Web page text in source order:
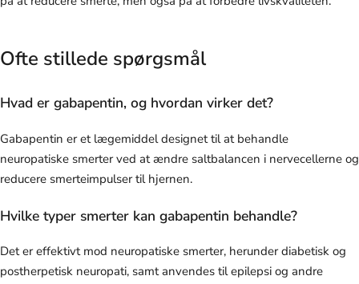
Ofte stillede spørgsmål
Hvad er gabapentin, og hvordan virker det?
Gabapentin er et lægemiddel designet til at behandle
neuropatiske smerter ved at ændre saltbalancen i nervecellerne og
reducere smerteimpulser til hjernen.
Hvilke typer smerter kan gabapentin behandle?
Det er effektivt mod neuropatiske smerter, herunder diabetisk og
postherpetisk neuropati, samt anvendes til epilepsi og andre